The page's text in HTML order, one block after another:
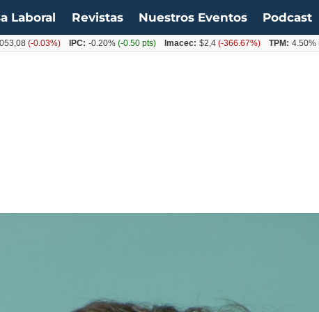
Laboral Revistas Nuestros Eventos Podcast
IPC: -0.20%(-0.50 pts) Imacec: $2,4(-366.67%) TPM: 4.50%(0.00%)